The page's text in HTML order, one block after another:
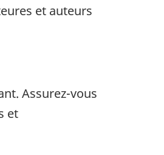
et auteurs
Assurez-vous
et